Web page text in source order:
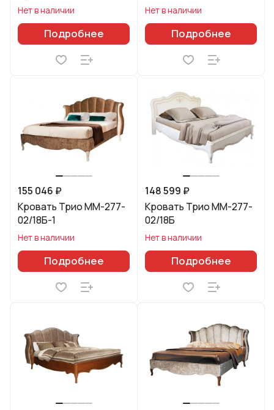
Нет в наличии
Подробнее
Нет в наличии
Подробнее
155 046 ₽
Кровать Трио ММ-277-
02/18Б-1
Нет в наличии
Подробнее
148 599 ₽
Кровать Трио ММ-277-
02/18Б
Нет в наличии
Подробнее